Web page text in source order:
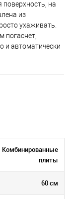
поверхность, на
из
ухаживать.
погаснет,
и автоматически
Комбинированные
плиты
60 см